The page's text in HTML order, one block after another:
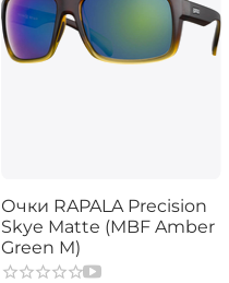
Очки RAPALA Precision
Skye Matte (MBF Amber
Green M)